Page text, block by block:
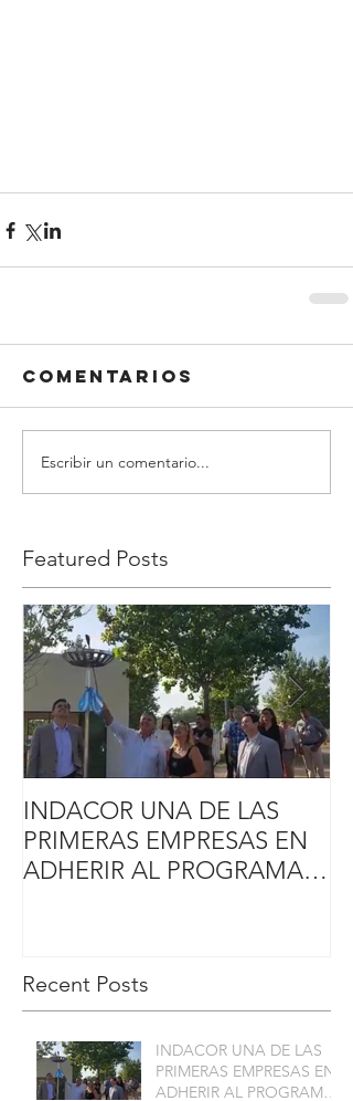
Comentarios
Escribir un comentario...
Featured Posts
INDACOR UNA DE LAS
PRIMERAS EMPRESAS EN
ADHERIR AL PROGRAMA
Recent Posts
INDACOR UNA DE LAS
PRIMERAS EMPRESAS EN
ADHERIR AL PROGRAMA